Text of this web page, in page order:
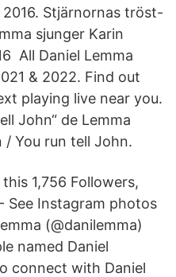
2016. Stjärnornas tröst-
sjunger Karin
All Daniel Lemma
& 2022. Find out
playing live near you.
John“ de Lemma
/ You run tell John.
1,756 Followers,
See Instagram photos
(@danilemma)
named Daniel
connect with Daniel